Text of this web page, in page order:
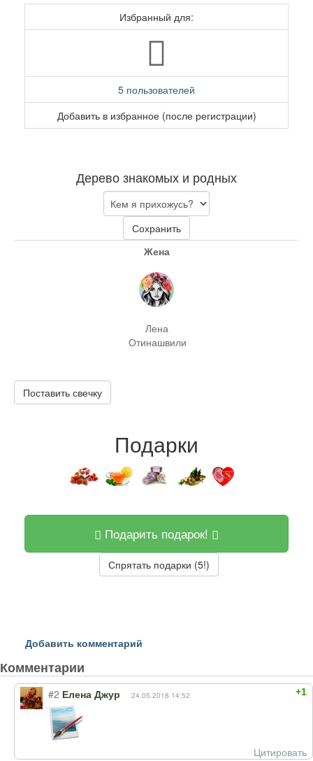
Избранный для:
5 пользователей
Добавить в избранное (после регистрации)
Дерево знакомых и родных
Сохранить
Жена
Лена
Отинашвили
Поставить свечку
Подарки
Подарить подарок!
Спрятать подарки (5!)
Добавить комментарий
Комментарии
+1
#2 Елена Джур 24.05.2018 14:52
Цитировать